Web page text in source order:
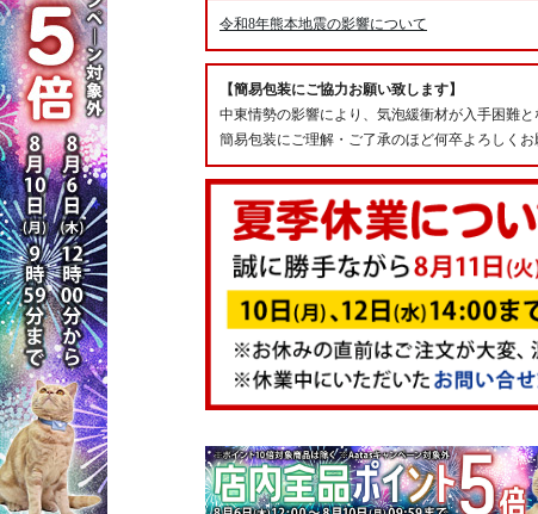
令和8年熊本地震の影響について
【簡易包装にご協力お願い致します】
中東情勢の影響により、気泡緩衝材が入手困難
簡易包装にご理解・ご了承のほど何卒よろしくお